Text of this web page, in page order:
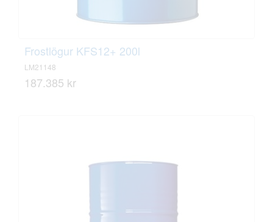
Frostlögur KFS12+ 200l
LM21148
187.385 kr